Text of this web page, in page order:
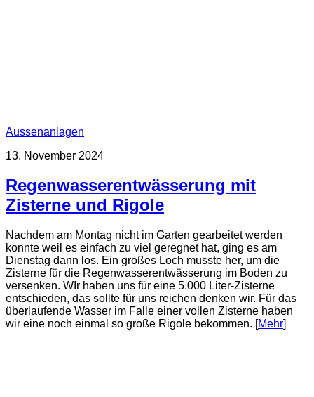
Aussenanlagen
13. November 2024
Regenwasserentwässerung mit
Zisterne und Rigole
Nachdem am Montag nicht im Garten gearbeitet werden
konnte weil es einfach zu viel geregnet hat, ging es am
Dienstag dann los. Ein großes Loch musste her, um die
Zisterne für die Regenwasserentwässerung im Boden zu
versenken. WIr haben uns für eine 5.000 Liter-Zisterne
entschieden, das sollte für uns reichen denken wir. Für das
überlaufende Wasser im Falle einer vollen Zisterne haben
wir eine noch einmal so große Rigole bekommen. [Mehr]